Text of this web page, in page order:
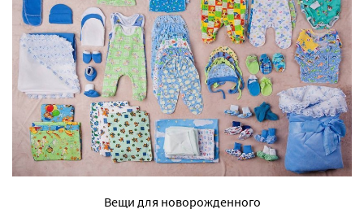
Вещи для новорожденного